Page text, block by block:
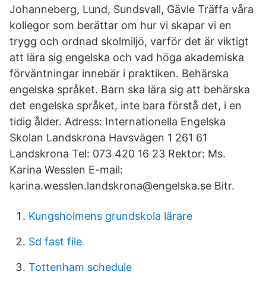
Johanneberg, Lund, Sundsvall, Gävle Träffa våra
kollegor som berättar om hur vi skapar vi en
trygg och ordnad skolmiljö, varför det är viktigt
att lära sig engelska och vad höga akademiska
förväntningar innebär i praktiken. Behärska
engelska språket. Barn ska lära sig att behärska
det engelska språket, inte bara förstå det, i en
tidig ålder. Adress: Internationella Engelska
Skolan Landskrona Havsvägen 1 261 61
Landskrona Tel: 073 420 16 23 Rektor: Ms.
Karina Wesslen E-mail:
karina.wesslen.landskrona@engelska.se Bitr.
Kungsholmens grundskola lärare
Sd fast file
Tottenham schedule